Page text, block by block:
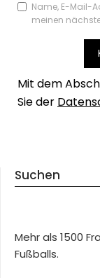
Name, E-Mail-
meinen
Mit dem
Sie der
Suchen
Mehr als 1500
Fußballs.